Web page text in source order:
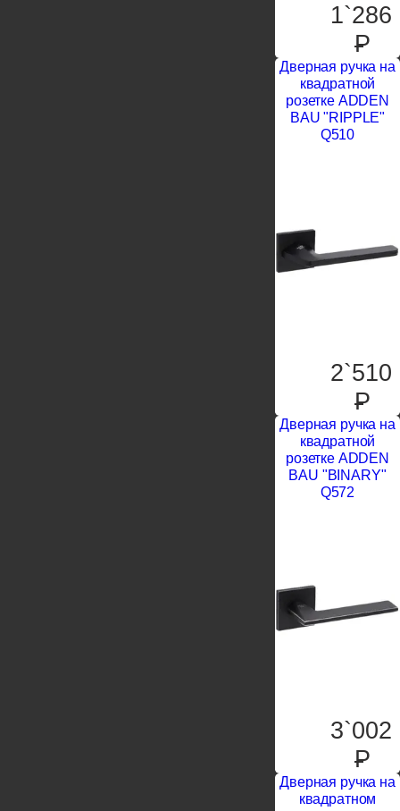
1`286
P
Дверная ручка на
квадратной
розетке ADDEN
BAU "RIPPLE"
Q510
2`510
P
Дверная ручка на
квадратной
розетке ADDEN
BAU "BINARY"
Q572
3`002
P
Дверная ручка на
квадратном